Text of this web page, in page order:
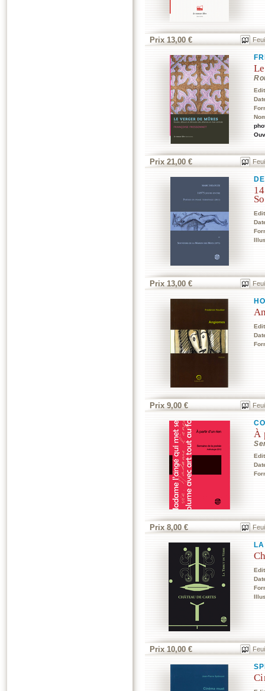
Prix 13,00 €
Prix 21,00 €
Prix 13,00 €
Prix 9,00 €
À
Prix 8,00 €
Prix 10,00 €